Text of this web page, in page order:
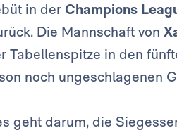
in der Champions
Die Mannschaft von
Tabellenspitze in den
noch ungeschlagenen
geht darum, die